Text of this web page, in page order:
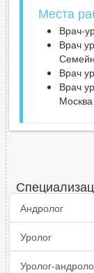
Места
Врач-
Врач
Врач
Врач
Андролог
Уролог
Уролог-